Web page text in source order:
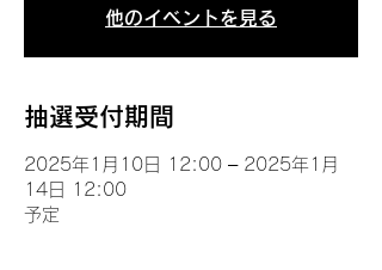
他のイベントを見る
抽選受付期間
2025年1月10日 12:00 – 2025年1月
14日 12:00
予定